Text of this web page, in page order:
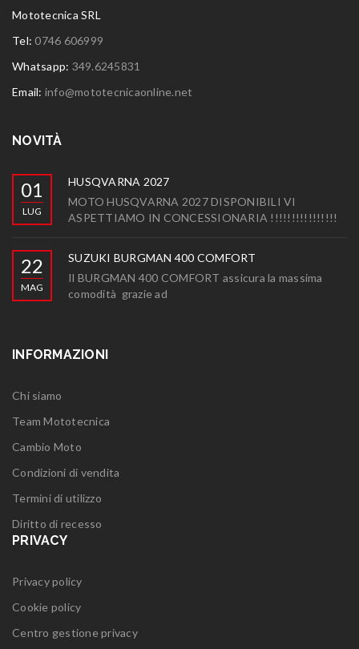
Mototecnica SRL
Tel:0746 606999
Whatsapp: 349.6245831
Email: info@mototecnicaonline.net
NOVITÀ
01
LUG
HUSQVARNA 2027
MOTO HUSQVARNA 2027 DISPONIBILI VI
ASPETTIAMO IN CONCESSIONARIA !!!!!!!!!!!!!!!!
22
MAG
SUZUKI BURGMAN 400 COMFORT
Il BURGMAN 400 COMFORT assicura la massima
comodità grazie ad
INFORMAZIONI
Chi siamo
Team Mototecnica
Cambio Moto
Condizioni di vendita
Termini di utilizzo
Diritto di recesso
PRIVACY
Privacy policy
Cookie policy
Centro gestione privacy